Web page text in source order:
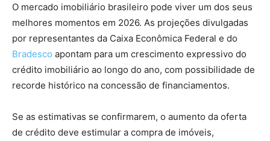
O mercado imobiliário brasileiro pode viver um dos seus
melhores momentos em 2026. As projeções divulgadas
por representantes da Caixa Econômica Federal e do
Bradesco apontam para um crescimento expressivo do
crédito imobiliário ao longo do ano, com possibilidade de
recorde histórico na concessão de financiamentos.
Se as estimativas se confirmarem, o aumento da oferta
de crédito deve estimular a compra de imóveis,